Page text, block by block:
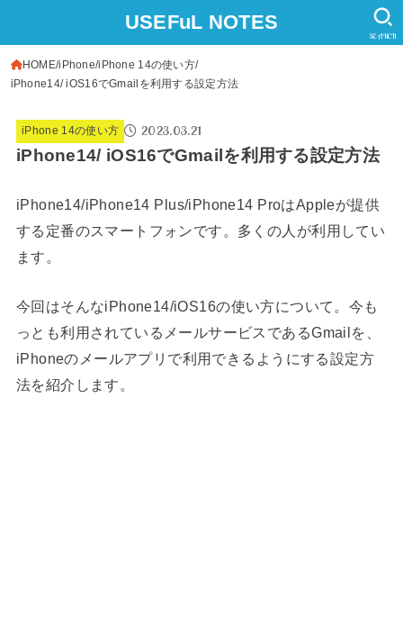
USEFuL NOTES
SEARCH
HOME iPhone iPhone 14の使い方
iPhone14/ iOS16でGmailを利用する設定方法
iPhone 14の使い方 2023.03.21
iPhone14/ iOS16でGmailを利用する設定方法
iPhone14/iPhone14 Plus/iPhone14 ProはAppleが提供
する定番のスマートフォンです。多くの人が利用してい
ます。
今回はそんなiPhone14/iOS16の使い方について。今も
っとも利用されているメールサービスであるGmailを、
iPhoneのメールアプリで利用できるようにする設定方
法を紹介します。